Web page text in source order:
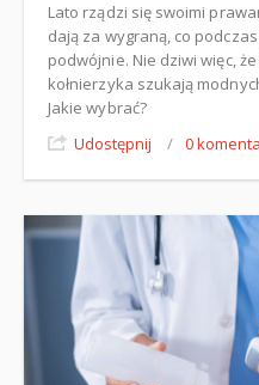
Lato rządzi się swoimi
dają za wygraną, co
podwójnie. Nie dziwi więc,
kołnierzyka szukają
Jakie wybrać?
Udostępnij
/ 0